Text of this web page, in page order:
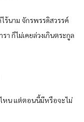
นาม จักรพรรดิสวรรค์
า ก็ไม่เคยล่วงเกินตระกูล
ไหน แต่ตอนนี้มีหรือจะไม่